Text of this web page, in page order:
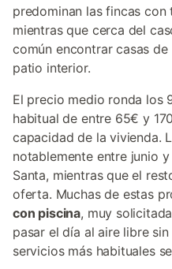
predominan las fincas
mientras que cerca del
común encontrar casas
patio interior.
El precio medio ronda los
habitual de entre 65€ y
capacidad de la vivienda.
notablemente entre junio
Santa, mientras que el
oferta. Muchas de estas
con piscina, muy
pasar el día al aire libre
servicios más habituales